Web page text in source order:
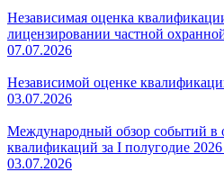
Независимая оценка
лицензировании частной
07.07.2026
Независимой оценке
03.07.2026
Международный обзор событий в
квалификаций за I полугодие 2026
03.07.2026